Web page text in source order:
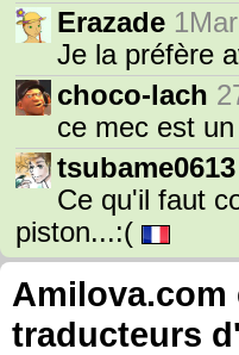
Erazade 1Mar
Je la préfère
choco-lach
ce mec est
tsubame0613
Ce qu'il faut
piston...:(
traducteurs